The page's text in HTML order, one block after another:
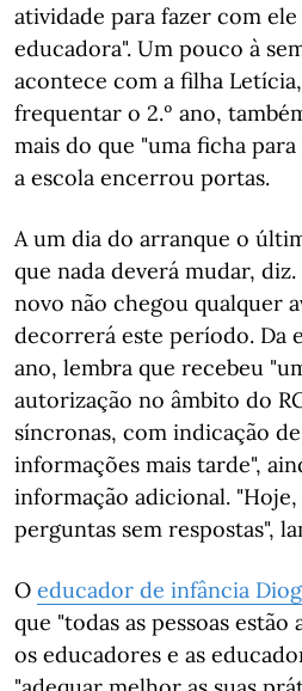
atividade para fazer com
educadora". Um pouco à
acontece com a filha
frequentar o 2.º ano,
mais do que "uma ficha
a escola encerrou portas.
A um dia do arranque o
que nada deverá mudar,
novo não chegou qualquer
decorrerá este período. Da
ano, lembra que recebeu
autorização no âmbito do
síncronas, com indicação
informações mais tarde",
informação adicional.
perguntas sem respostas",
O educador de infância
que "todas as pessoas estão
os educadores e as